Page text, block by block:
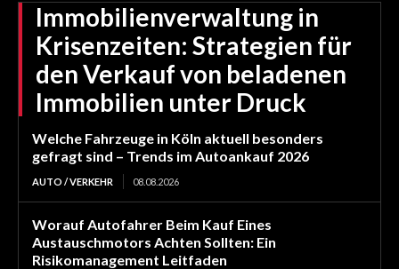
Immobilienverwaltung in
Krisenzeiten: Strategien für
den Verkauf von beladenen
Immobilien unter Druck
Welche Fahrzeuge in Köln aktuell besonders
gefragt sind – Trends im Autoankauf 2026
AUTO / VERKEHR 08.08.2026
Worauf Autofahrer Beim Kauf Eines
Austauschmotors Achten Sollten: Ein
Risikomanagement Leitfaden